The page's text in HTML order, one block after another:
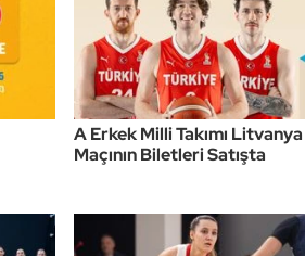
A Erkek Milli Takımı Litvanya
Maçının Biletleri Satışta